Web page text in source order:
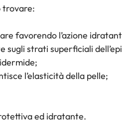
trovare:
favorendo l’azione
sugli strati superficiali
l’elasticità della pelle;
ed idratante.